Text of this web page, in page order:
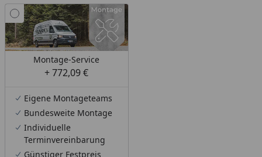
Montage-Service
+ 772,09 €
Eigene Montageteams
Bundesweite Montage
Individuelle
Terminvereinbarung
Günstiger Festpreis